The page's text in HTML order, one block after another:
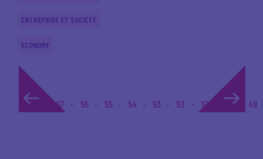
ENTREPRISE ET SOCIÉTÉ
ECONOMY
1... 57 56 55 54 53 52 51 50 49